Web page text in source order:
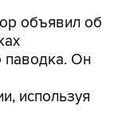
объявил об
паводка. Он
используя